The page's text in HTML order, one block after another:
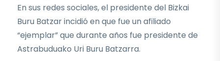
En sus redes sociales, el presidente del Bizkai
Buru Batzar incidió en que fue un afiliado
“ejemplar” que durante años fue presidente de
Astrabuduako Uri Buru Batzarra.